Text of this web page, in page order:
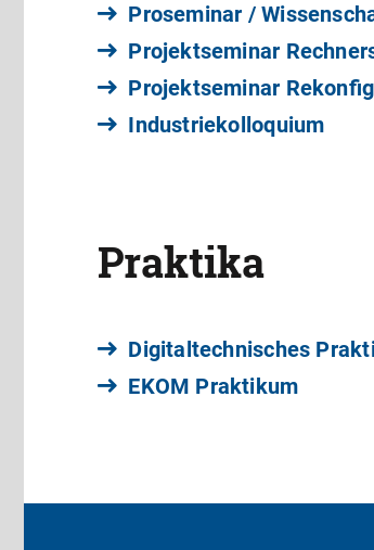
Proseminar /
Projektseminar
Projektseminar
Industriekolloquium
Praktika
Digitaltechnisches
EKOM Praktikum